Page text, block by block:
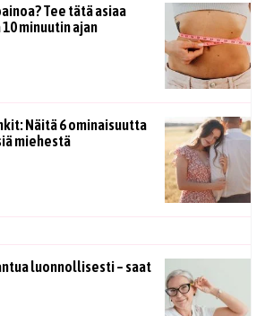
Tee tätä asiaa
minuutin ajan
Näitä 6 ominaisuutta
miehestä
luonnollisesti – saat